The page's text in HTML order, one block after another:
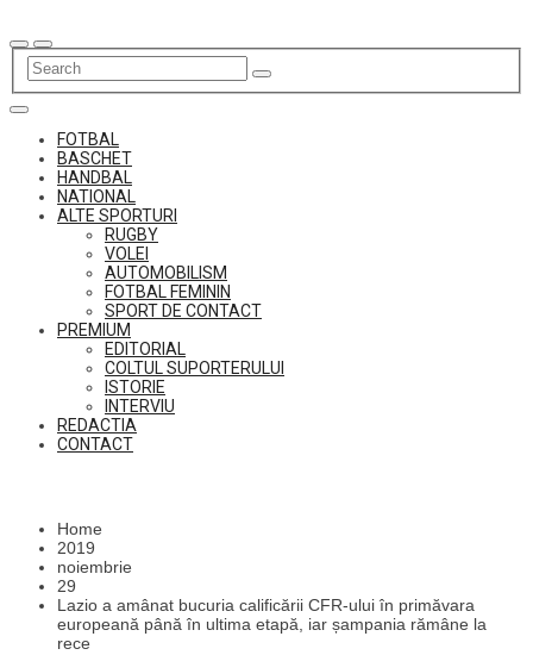
to
content
FOTBAL
BASCHET
HANDBAL
NATIONAL
ALTE SPORTURI
RUGBY
VOLEI
AUTOMOBILISM
FOTBAL FEMININ
SPORT DE CONTACT
PREMIUM
EDITORIAL
COLTUL SUPORTERULUI
ISTORIE
INTERVIU
REDACTIA
CONTACT
Home
2019
noiembrie
29
Lazio a amânat bucuria calificării CFR-ului în primăvara
europeană până în ultima etapă, iar șampania rămâne la
rece